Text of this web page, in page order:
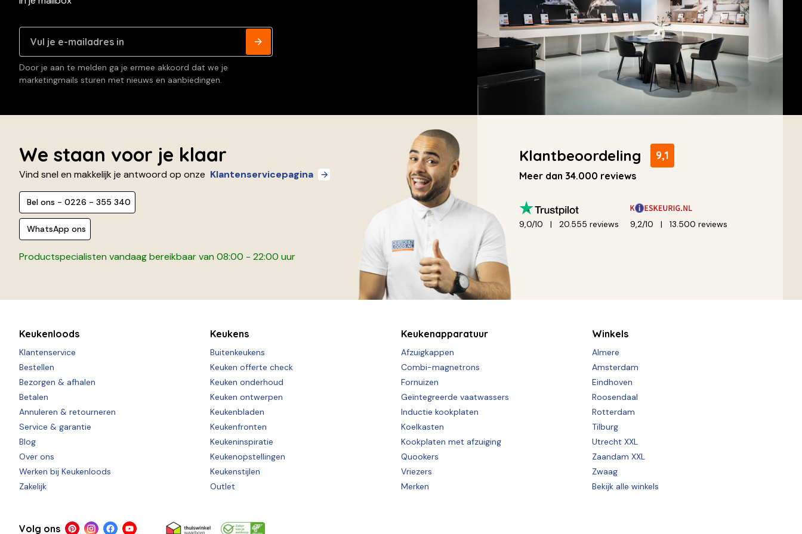
Door je aan te melden ga je ermee akkoord dat we je
marketingmails sturen met nieuws en aanbiedingen.
We staan voor je klaar
Vind snel en makkelijk je antwoord op onze Klantenservicepagina
Bel ons - 0226 - 355 340
WhatsApp ons
Productspecialisten vandaag bereikbaar van 08:00 - 22:00 uur
Klantbeoordeling 9,1
Meer dan 34.000 reviews
9,0/10 20.555 reviews 9,2/10 13.500 reviews
Keukenloods
Klantenservice
Bestellen
Bezorgen & afhalen
Betalen
Annuleren & retourneren
Service & garantie
Blog
Over ons
Werken bij Keukenloods
Zakelijk
Keukens
Buitenkeukens
Keuken offerte check
Keuken onderhoud
Keuken ontwerpen
Keukenbladen
Keukenfronten
Keukeninspiratie
Keukenopstellingen
Keukenstijlen
Outlet
Keukenapparatuur
Afzuigkappen
Combi-magnetrons
Fornuizen
Geïntegreerde vaatwassers
Inductie kookplaten
Koelkasten
Kookplaten met afzuiging
Quookers
Vriezers
Merken
Winkels
Almere
Amsterdam
Eindhoven
Roosendaal
Rotterdam
Tilburg
Utrecht XXL
Zaandam XXL
Zwaag
Bekijk alle winkels
Volg ons